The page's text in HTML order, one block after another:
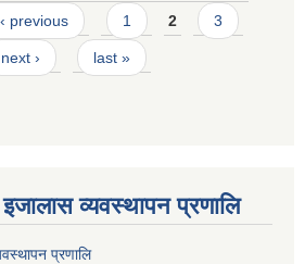
‹ previous 1 2 3
next › last »
इजालास व्यवस्थापन प्रणालि
प्रणालि